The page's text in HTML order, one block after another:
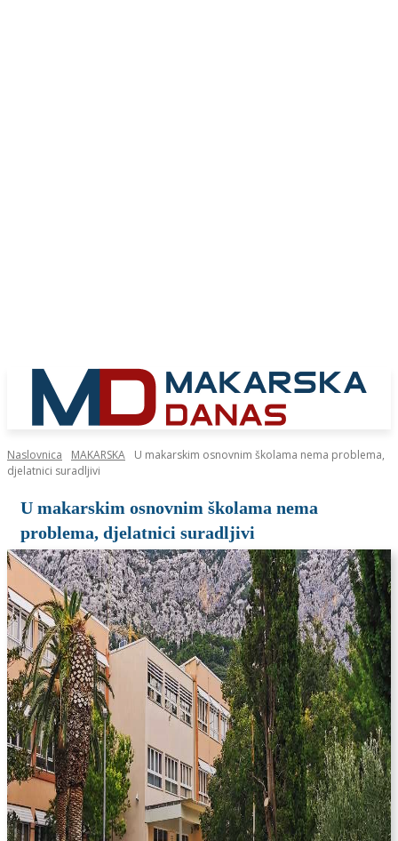
Naslovnica MAKARSKA
U makarskim osnovnim školama nema problema,
djelatnici suradljivi
U makarskim osnovnim školama nema
problema, djelatnici suradljivi